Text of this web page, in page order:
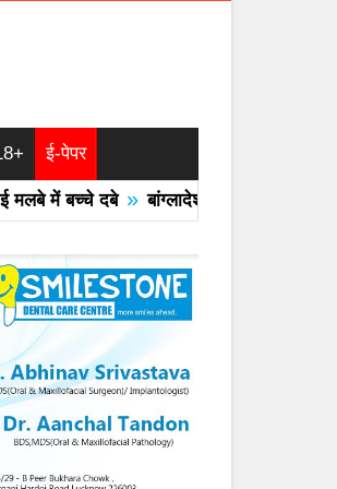
ई-पेपर
में बच्चे दबे » बांग्लादेश का एयरफोर्स का F -7